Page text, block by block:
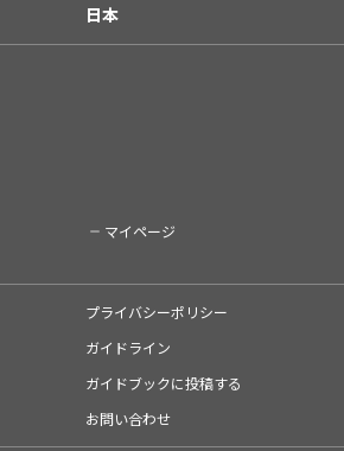
日本
マイページ
プライバシーポリシー
ガイドライン
ガイドブックに投稿する
お問い合わせ